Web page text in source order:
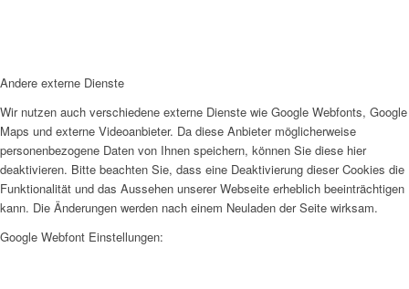
Andere externe Dienste
Wir nutzen auch verschiedene externe Dienste wie Google Webfonts, Google
Maps und externe Videoanbieter. Da diese Anbieter möglicherweise
personenbezogene Daten von Ihnen speichern, können Sie diese hier
deaktivieren. Bitte beachten Sie, dass eine Deaktivierung dieser Cookies die
Funktionalität und das Aussehen unserer Webseite erheblich beeinträchtigen
kann. Die Änderungen werden nach einem Neuladen der Seite wirksam.
Google Webfont Einstellungen: